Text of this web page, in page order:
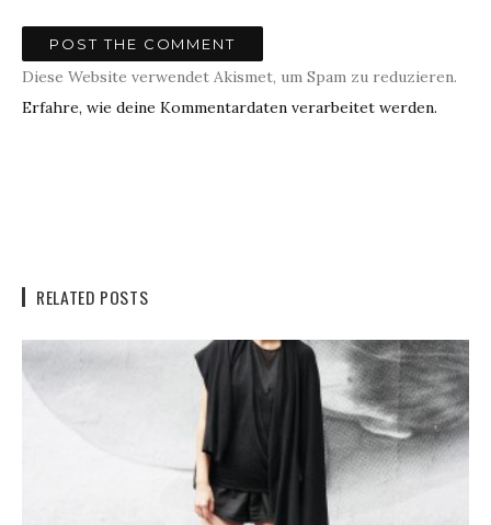
Diese Website verwendet Akismet, um Spam zu reduzieren.
Erfahre, wie deine Kommentardaten verarbeitet werden.
RELATED POSTS